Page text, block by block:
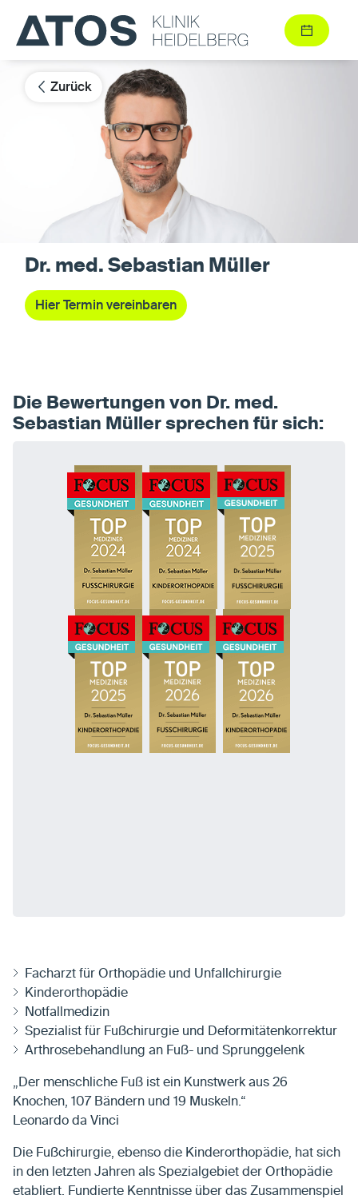
Zurück
Dr. med. Sebastian Müller
Hier Termin vereinbaren
Die Bewertungen von Dr. med.
Sebastian Müller sprechen für sich:
Facharzt für Orthopädie und Unfallchirurgie
Kinderorthopädie
Notfallmedizin
Spezialist für Fußchirurgie und Deformitätenkorrektur
Arthrosebehandlung an Fuß- und Sprunggelenk
„Der menschliche Fuß ist ein Kunstwerk aus 26
Knochen, 107 Bändern und 19 Muskeln.“
Leonardo da Vinci
Die Fußchirurgie, ebenso die Kinderorthopädie, hat sich
in den letzten Jahren als Spezialgebiet der Orthopädie
etabliert. Fundierte Kenntnisse über das Zusammenspiel